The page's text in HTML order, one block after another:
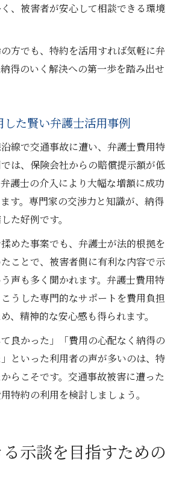
、被害者が安心して相談できる環境
方でも、特約を活用すれば気軽に弁
得のいく解決への第一歩を踏み出せ
た賢い弁護士活用事例
線で交通事故に遭い、弁護士費用特
は、保険会社からの賠償提示額が低
護士の介入により大幅な増額に成功
す。専門家の交渉力と知識が、納得
た好例です。
めた事案でも、弁護士が法的根拠を
ことで、被害者側に有利な内容で示
声も多く聞かれます。弁護士費用特
うした専門的なサポートを費用負担
、精神的な安心感も得られます。
て良かった」「費用の心配なく納得の
といった利用者の声が多いのは、特
らこそです。交通事故被害に遭った
特約の利用を検討しましょう。
示談を目指すための